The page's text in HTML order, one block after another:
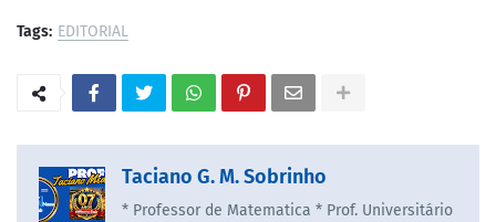
Tags: EDITORIAL
Taciano G. M. Sobrinho
* Professor de Matematica * Prof. Universitário